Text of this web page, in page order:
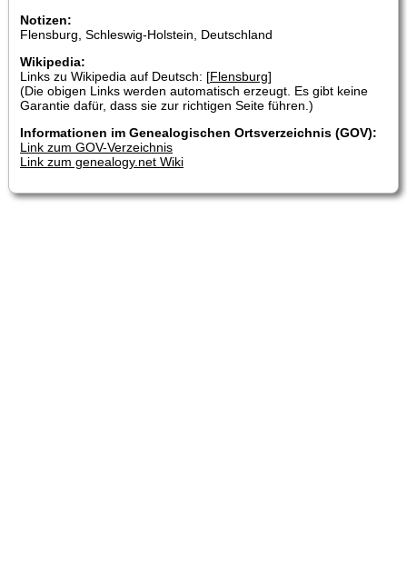
Notizen:
Flensburg, Schleswig-Holstein, Deutschland
Wikipedia:
Links zu Wikipedia auf Deutsch: [Flensburg]
(Die obigen Links werden automatisch erzeugt. Es gibt keine
Garantie dafür, dass sie zur richtigen Seite führen.)
Informationen im Genealogischen Ortsverzeichnis (GOV):
Link zum GOV-Verzeichnis
Link zum genealogy.net Wiki